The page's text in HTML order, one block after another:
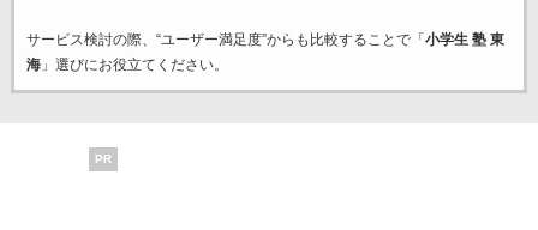
サービス検討の際、“ユーザー満足度”からも比較することで「 小学生 塾 東
海」選びにお役立てください。
PR